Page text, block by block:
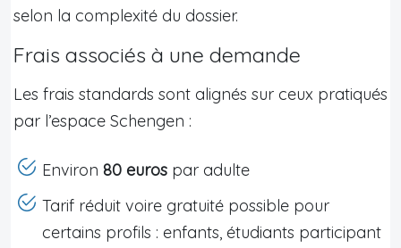
selon la complexité du dossier.
Frais associés à une demande
Les frais standards sont alignés sur ceux pratiqués
par l’espace Schengen :
Environ 80 euros par adulte
Tarif réduit voire gratuité possible pour
certains profils : enfants, étudiants participant